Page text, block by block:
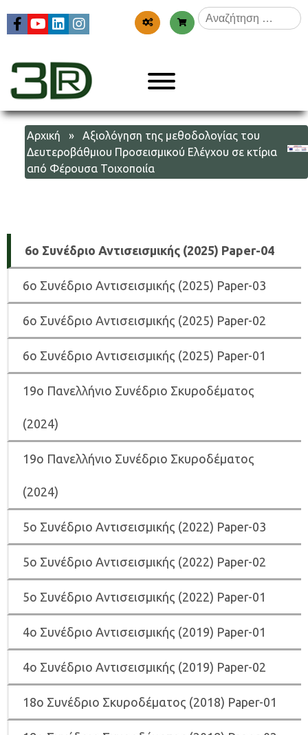
Αναζήτηση
για:
3dr
Αρχική » Αξιολόγηση της μεθοδολογίας του
Δευτεροβάθμιου Προσεισμικού Ελέγχου σε κτίρια
από Φέρουσα Τοιχοποιία
6ο Συνέδριο Αντισεισμικής (2025) Paper-04
6ο Συνέδριο Αντισεισμικής (2025) Paper-03
6ο Συνέδριο Αντισεισμικής (2025) Paper-02
6ο Συνέδριο Αντισεισμικής (2025) Paper-01
19ο Πανελλήνιο Συνέδριο Σκυροδέματος
(2024)
19ο Πανελλήνιο Συνέδριο Σκυροδέματος
(2024)
5ο Συνέδριο Αντισεισμικής (2022) Paper-03
5o Συνέδριο Αντισεισμικής (2022) Paper-02
5ο Συνέδριο Αντισεισμικής (2022) Paper-01
4ο Συνέδριο Αντισεισμικής (2019) Paper-01
4ο Συνέδριο Αντισεισμικής (2019) Paper-02
18ο Συνέδριο Σκυροδέματος (2018) Paper-01